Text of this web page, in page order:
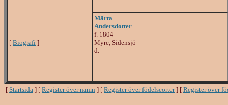
[ Biografi ]
Märta
Andersdotter
f. 1804
Myre, Sidensjö
d.
[ Startsida ] [ Register över namn ] [ Register över födelseorter] [ Register över